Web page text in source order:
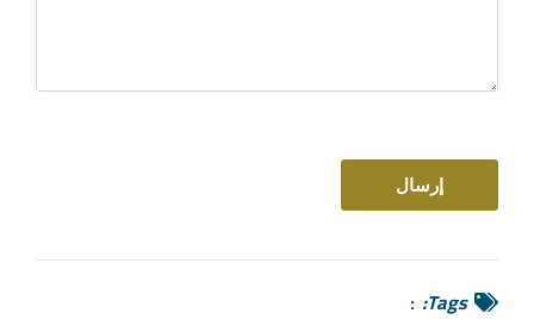
Tags: